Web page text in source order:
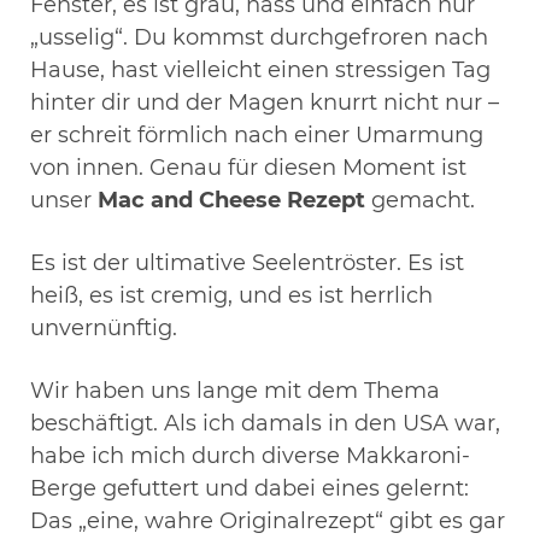
„usselig“. Du kommst durchgefroren nach
Hause, hast vielleicht einen stressigen Tag
hinter dir und der Magen knurrt nicht nur –
er schreit förmlich nach einer Umarmung
von innen. Genau für diesen Moment ist
unser Mac and Cheese Rezept gemacht.
Es ist der ultimative Seelentröster. Es ist
heiß, es ist cremig, und es ist herrlich
unvernünftig.
Wir haben uns lange mit dem Thema
beschäftigt. Als ich damals in den USA war,
habe ich mich durch diverse Makkaroni-
Berge gefuttert und dabei eines gelernt:
Das „eine, wahre Originalrezept“ gibt es gar